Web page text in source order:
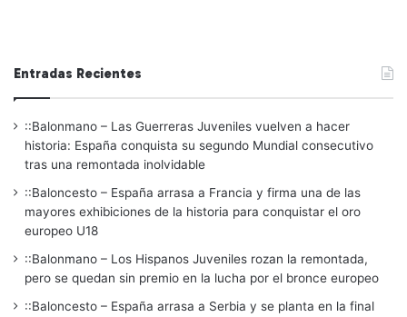
Entradas Recientes
::Balonmano – Las Guerreras Juveniles vuelven a hacer
historia: España conquista su segundo Mundial consecutivo
tras una remontada inolvidable
::Baloncesto – España arrasa a Francia y firma una de las
mayores exhibiciones de la historia para conquistar el oro
europeo U18
::Balonmano – Los Hispanos Juveniles rozan la remontada,
pero se quedan sin premio en la lucha por el bronce europeo
::Baloncesto – España arrasa a Serbia y se planta en la final